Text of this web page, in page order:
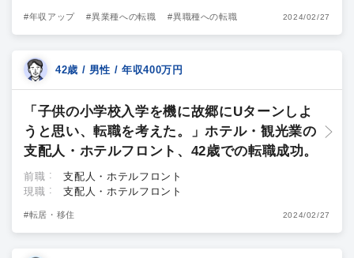
#年収アップ #異業種への転職 #異職種への転職 2024/02/27
42歳 / 男性 / 年収400万円
「子供の小学校入学を機に故郷にUターンしよ
うと思い、転職を考えた。」ホテル・観光業の
支配人・ホテルフロント、42歳での転職成功。
前職
支配人・ホテルフロント
現職
支配人・ホテルフロント
#転居・移住 2024/02/27